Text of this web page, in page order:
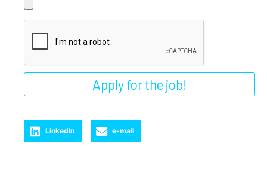
Apply for the job!
LinkedIn e-mail